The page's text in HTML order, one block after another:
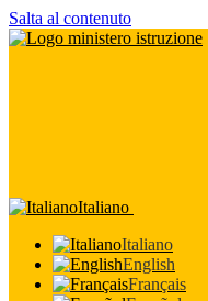
Salta al contenuto
Italiano
Italiano
English
Français